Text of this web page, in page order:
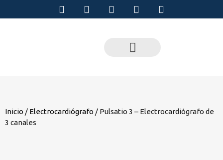
Inicio / Electrocardiógrafo / Pulsatio 3 – Electrocardiógrafo de
3 canales